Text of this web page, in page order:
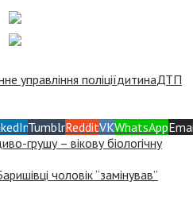
управління поліціїдитинаДТП
TumblrRedditVKWhatsApp
грушу – вікову біологічну
чоловік “замінував”